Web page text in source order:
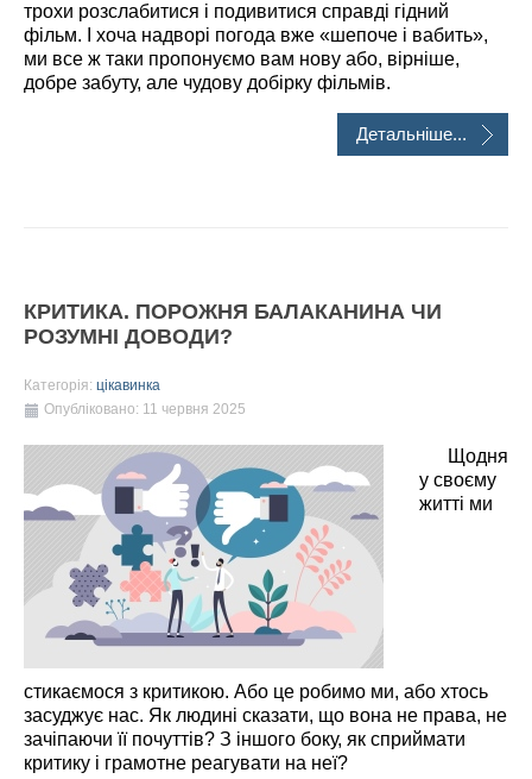
трохи розслабитися і подивитися справді гідний
фільм. І хоча надворі погода вже «шепоче і вабить»,
ми все ж таки пропонуємо вам нову або, вірніше,
добре забуту, але чудову добірку фільмів.
Детальніше...
КРИТИКА. ПОРОЖНЯ БАЛАКАНИНА ЧИ
РОЗУМНІ ДОВОДИ?
Категорія: цікавинка
Опубліковано: 11 червня 2025
Щодня
у своєму
житті ми
стикаємося з критикою. Або це робимо ми, або хтось
засуджує нас. Як людині сказати, що вона не права, не
зачіпаючи її почуттів? З іншого боку, як сприймати
критику і грамотне реагувати на неї?